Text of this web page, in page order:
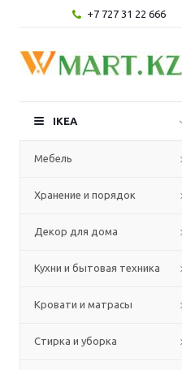
+7 727 31 22 666
IKEA
Мебель
Хранение и порядок
Декор для дома
Кухни и бытовая техника
Кровати и матрасы
Стирка и уборка